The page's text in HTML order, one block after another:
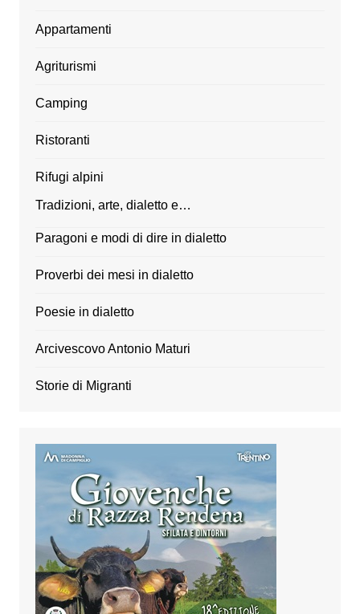
Appartamenti
Agriturismi
Camping
Ristoranti
Rifugi alpini
Tradizioni, arte, dialetto e…
Paragoni e modi di dire in dialetto
Proverbi dei mesi in dialetto
Poesie in dialetto
Arcivescovo Antonio Maturi
Storie di Migranti